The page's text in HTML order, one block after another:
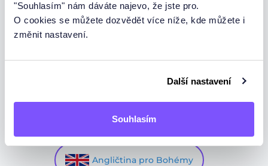
"Souhlasím" nám dáváte najevo, že jste pro.
O cookies se můžete dozvědět více níže, kde můžete i
změnit nastavení.
Další nastavení
Souhlasím
Záporná zájmena obecně
Neučíme jen němčinu:
Angličtina pro Bohémy